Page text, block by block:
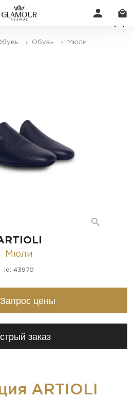
› Обувь › Мюли
Мюли
id: 43970
Запрос цены
заказ
ARTIOLI